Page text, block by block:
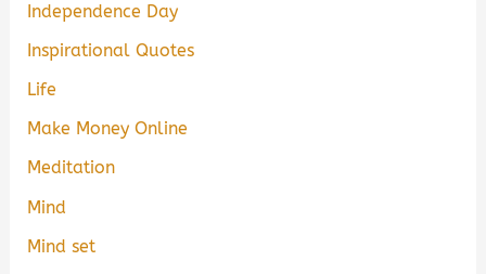
Independence Day
Inspirational Quotes
Life
Make Money Online
Meditation
Mind
Mind set